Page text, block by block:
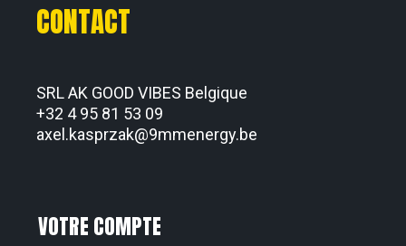
CONTACT
SRL AK GOOD VIBES Belgique
+32 4 95 81 53 09
axel.kasprzak@9mmenergy.be
VOTRE COMPTE